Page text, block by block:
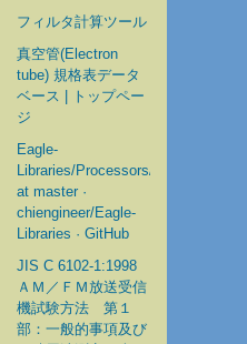
フィルタ計算ツール
真空管(Electron
tube) 規格表データ
ベース | トップペー
ジ
Eagle-
Libraries/Processors/Microchip
at master ·
chiengineer/Eagle-
Libraries · GitHub
JIS C 6102-1:1998
ＡＭ／ＦＭ放送受信
機試験方法 第１
部：一般的事項及び